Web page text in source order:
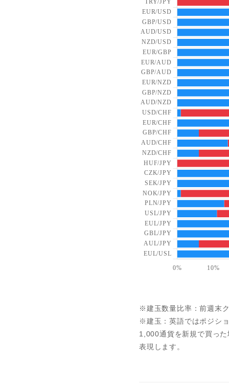
※建玉数量比率：前週末
※建玉：英語ではポジシ
1,000通貨を新規で買っ
表現します。